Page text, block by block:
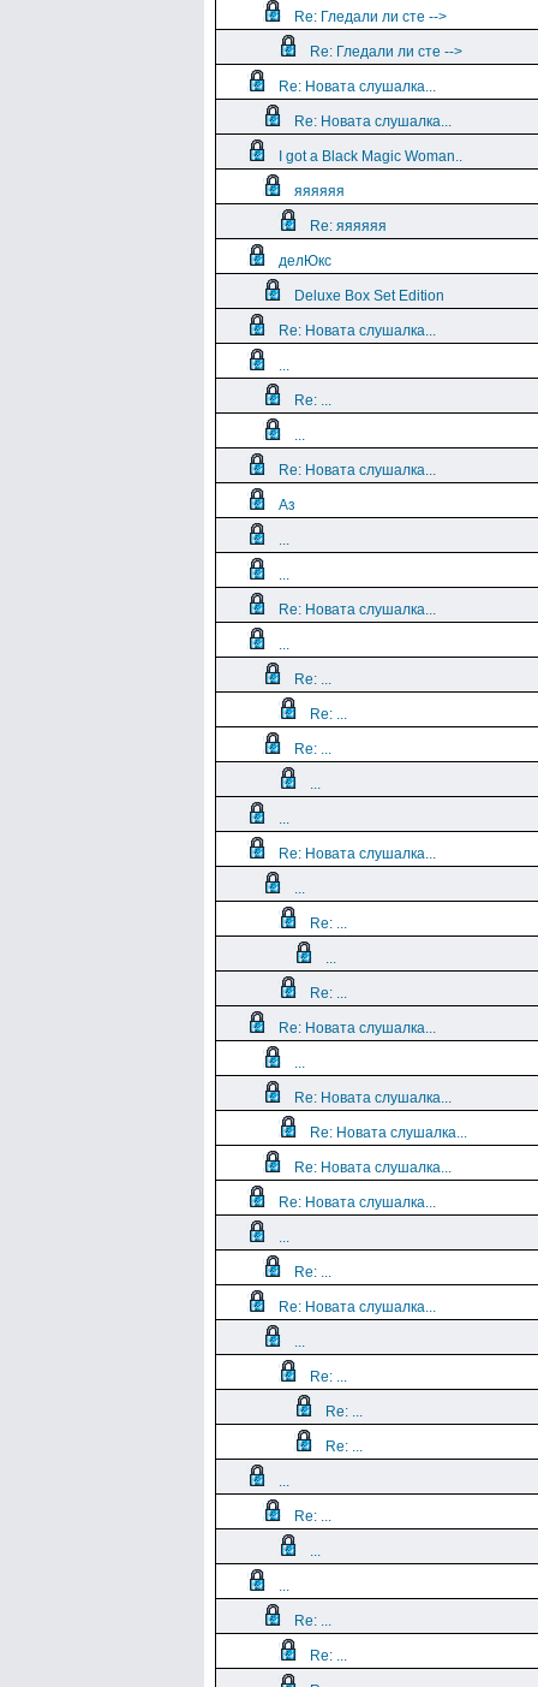
Re: Гледали ли сте -->
Re: Гледали ли сте -->
Re: Новата слушалка...
Re: Новата слушалка...
I got a Black Magic Woman..
яяяяяя
Re: яяяяяя
делЮкс
Deluxe Box Set Edition
Re: Новата слушалка...
...
Re: ...
...
Re: Новата слушалка...
Аз
...
...
Re: Новата слушалка...
...
Re: ...
Re: ...
Re: ...
...
...
Re: Новата слушалка...
...
Re: ...
...
Re: ...
Re: Новата слушалка...
...
Re: Новата слушалка...
Re: Новата слушалка...
Re: Новата слушалка...
Re: Новата слушалка...
...
Re: ...
Re: Новата слушалка...
...
Re: ...
Re: ...
Re: ...
...
Re: ...
...
...
Re: ...
Re: ...